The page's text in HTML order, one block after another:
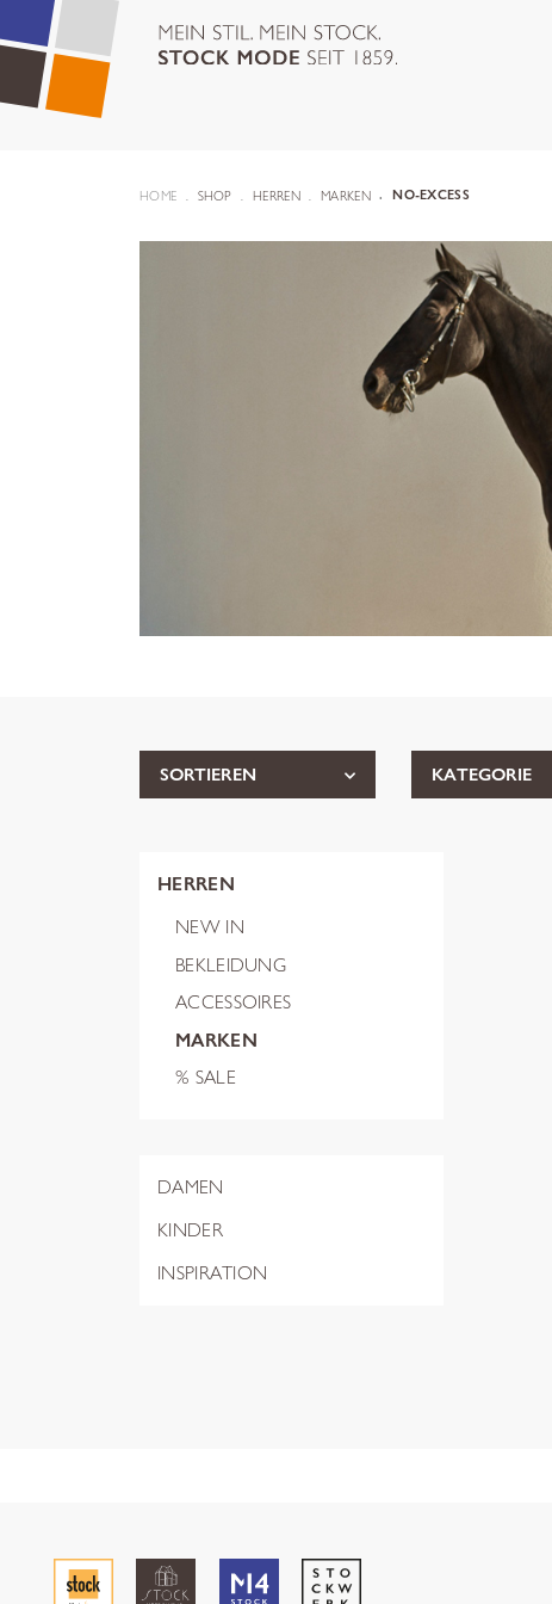
HOME SHOP HERREN MARKEN NO-EXCESS
SORTIEREN KATEGORIE
HERREN
NEW IN
BEKLEIDUNG
ACCESSOIRES
MARKEN
% SALE
DAMEN
KINDER
INSPIRATION